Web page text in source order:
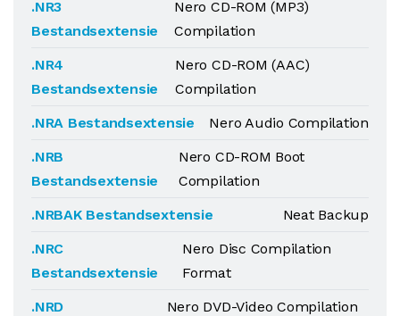
.NR3
Bestandsextensie
Nero CD-ROM (MP3)
Compilation
.NR4
Bestandsextensie
Nero CD-ROM (AAC)
Compilation
.NRA Bestandsextensie
Nero Audio Compilation
.NRB
Bestandsextensie
Nero CD-ROM Boot
Compilation
.NRBAK Bestandsextensie
Neat Backup
.NRC
Bestandsextensie
Nero Disc Compilation
Format
.NRD
Nero DVD-Video Compilation